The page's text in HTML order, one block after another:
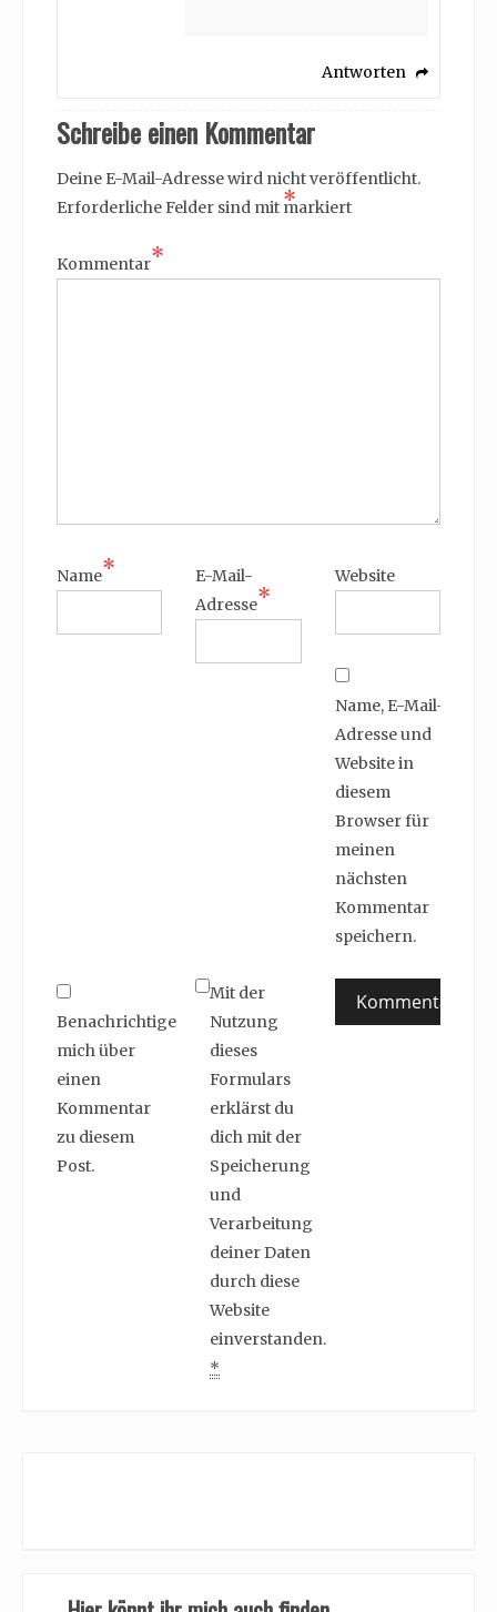
Antworten
Schreibe einen Kommentar
Deine E-Mail-Adresse wird nicht veröffentlicht.
Erforderliche Felder sind mit *
markiert
Kommentar*
Name*
E-Mail-
Adresse*
Website
Name, E-Mail-
Adresse und
Website in
diesem
Browser für
meinen
nächsten
Kommentar
speichern.
Benachrichtige
mich über
einen
Kommentar
zu diesem
Post.
Mit der
Nutzung
dieses
Formulars
erklärst du
dich mit der
Speicherung
und
Verarbeitung
deiner Daten
durch diese
Website
einverstanden.
*